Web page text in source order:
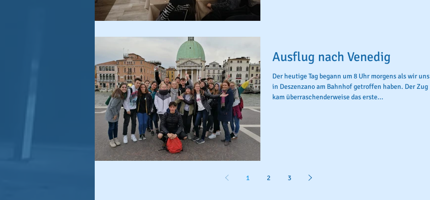
Ausflug nach Venedig
Der heutige Tag begann um 8 Uhr morgens als wir uns
in Deszenzano am Bahnhof getroffen haben. Der Zug
kam überraschenderweise das erste...
1 2 3